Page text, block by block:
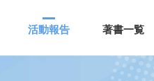
活動報告 著書一覧